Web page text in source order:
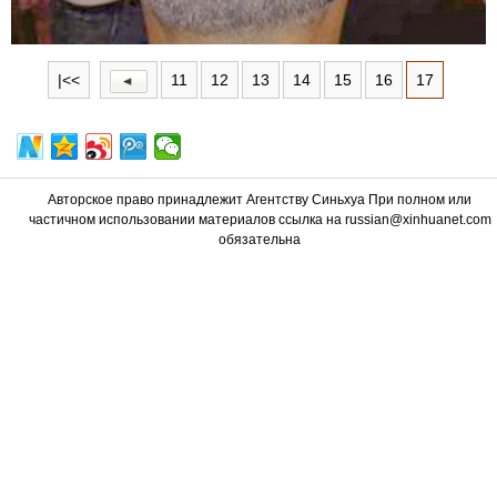
|<< 11 12 13 14 15 16 17
Авторское право принадлежит Агентству Синьхуа При полном или
частичном использовании материалов ссылка на russian@xinhuanet.com
обязательна